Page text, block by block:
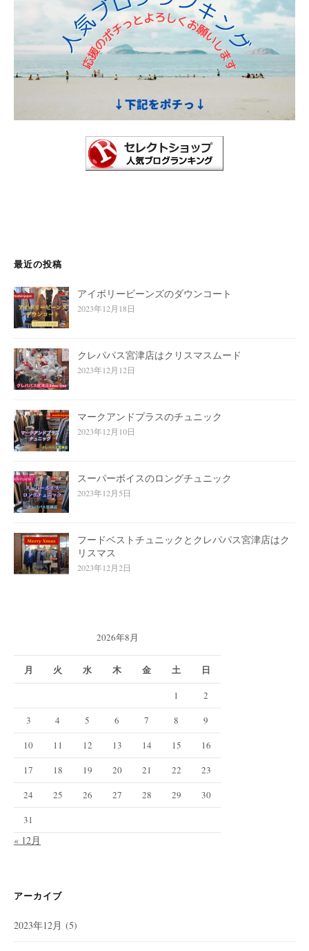
最近の投稿
アイボリービーンズのダウンコート
2023年12月18日
クレパパス宮津店はクリスマスムード
2023年12月12日
マークアンドプラスのチュニック
2023年12月10日
スーパーボイスのロングチュニック
2023年12月5日
フードベストチュニックとクレパパス宮津店はク
リスマス
2023年12月2日
2026年8月
月 火 水 木 金 土 日
1
2
3
4 5 6 7 8
9
10
11 12 13 14 15
16
17
18 19 20 21 22
23
24
25 26 27 28 29
30
31
« 12月
アーカイブ
2023年12月 (5)